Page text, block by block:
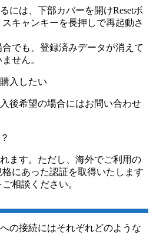
には、下部カバーを開けResetボ
キャンキーを長押しで再起動さ
でも、登録済みデータが消えて
せん。
入したい
後希望の場合にはお問い合わせ
ます。ただし、海外でご利用の
にあった認証を取得いたします
相談ください。
の接続にはそれぞれどのような